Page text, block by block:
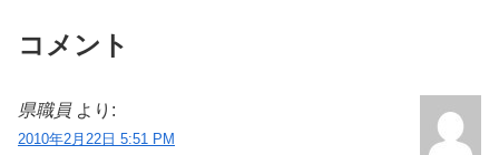
コメント
県職員 より:
2010年2月22日 5:51 PM